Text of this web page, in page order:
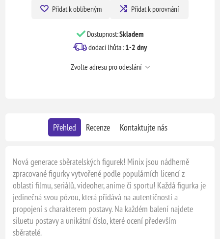
Přidat k oblíbeným Přidat k porovnání
Dostupnost:Skladem
dodací lhůta :1-2 dny
Zvolte adresu pro odeslání
Přehled Recenze Kontaktujte nás
Nová generace sběratelských figurek! Minix jsou nádherně
zpracované figurky vytvořené podle populárních licencí z
oblasti filmu, seriálů, videoher, anime či sportu! Každá figurka je
jedinečná svou pózou, která přidává na autentičnosti a
propojení s charakterem postavy. Na každém balení najdete
siluetu postavy a unikátní číslo, které ocení především
sběratelé.